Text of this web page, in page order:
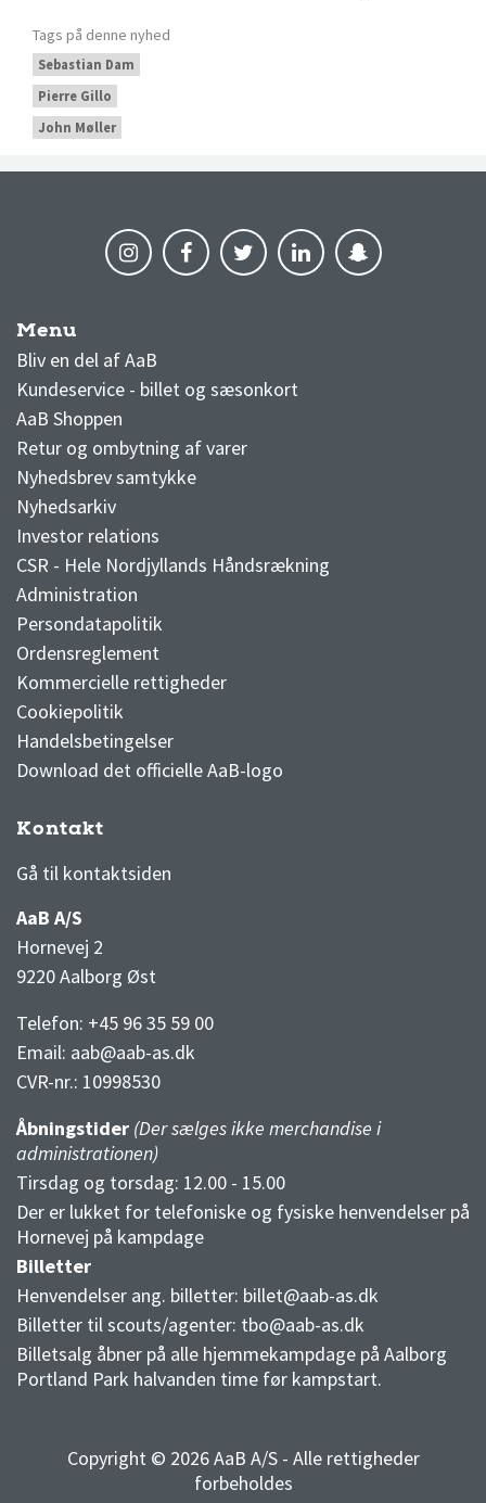
Tags på denne nyhed
Sebastian Dam
Pierre Gillo
John Møller
Menu
Bliv en del af AaB
Kundeservice - billet og sæsonkort
AaB Shoppen
Retur og ombytning af varer
Nyhedsbrev samtykke
Nyhedsarkiv
Investor relations
CSR - Hele Nordjyllands Håndsrækning
Administration
Persondatapolitik
Ordensreglement
Kommercielle rettigheder
Cookiepolitik
Handelsbetingelser
Download det officielle AaB-logo
Kontakt
Gå til kontaktsiden
AaB A/S
Hornevej 2
9220 Aalborg Øst
Telefon: +45 96 35 59 00
Email: aab@aab-as.dk
CVR-nr.: 10998530
Åbningstider (Der sælges ikke merchandise i
administrationen)
Tirsdag og torsdag: 12.00 - 15.00
Der er lukket for telefoniske og fysiske henvendelser på
Hornevej på kampdage
Billetter
Henvendelser ang. billetter: billet@aab-as.dk
Billetter til scouts/agenter: tbo@aab-as.dk
Billetsalg åbner på alle hjemmekampdage på Aalborg
Portland Park halvanden time før kampstart.
Copyright © 2026 AaB A/S - Alle rettigheder
forbeholdes